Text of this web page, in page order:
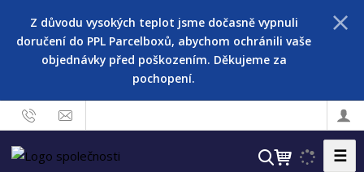
Z důvodu vysokých teplot jsme dočasně vypnuli
doručení do PPL Parcelboxů, abychom ochránili vaše
objednávky před poškozením. Děkujeme za
pochopení.
V
☰